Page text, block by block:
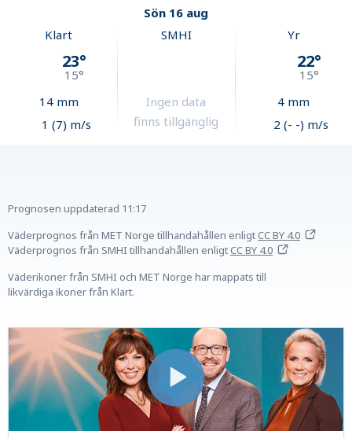
Sön 16 aug
Klart
23°
15°
14mm
1 (7) m/s
SMHI
Ingen data
finns tillgänglig
Yr
22°
15°
4 mm
2 (- -) m/s
Prognosen uppdaterad 11:17
Väderprognos från MET Norge tillhandahållen enligtCC BY 4.0
Väderprognos från SMHI tillhandahållen enligtCC BY 4.0
Väderikoner från SMHI och MET Norge har mappats till
likvärdiga ikoner från Klart.